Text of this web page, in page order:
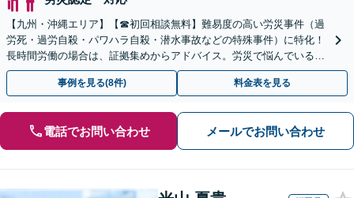
【九州・沖縄エリア】【☎︎初回相談無料】難易度の高い労災事件（過
労死・過労自殺・パワハラ自殺・潜水事故などの特殊事件）に特化！
長時間労働の場合は、証拠集めからアドバイス。労災で悩んでいる方
は早めにご相談を！【電話相談可能】
事例を見る(8件) 料金表を見る
電話でお問い合わせ メールでお問い合わせ